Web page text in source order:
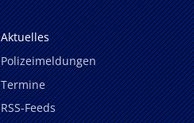
Aktuelles
Polizeimeldungen
Termine
RSS-Feeds